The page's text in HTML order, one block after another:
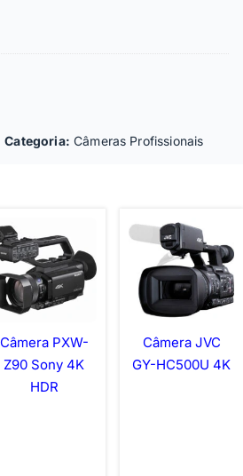
Categoria: Câmeras Profissionais
Câmera PXW-
Z90 Sony 4K
HDR
Câmera JVC
GY-HC500U 4K